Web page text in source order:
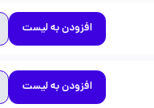
افزودن به لیست
افزودن به لیست